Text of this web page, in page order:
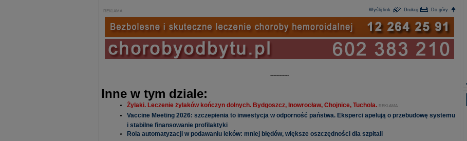
Wyślij link Drukuj Do góry
REKLAMA
------------
Inne w tym dziale:
Żylaki. Leczenie żylaków kończyn dolnych. Bydgoszcz, Inowrocław, Chojnice, Tuchola. REKLAMA
Vaccine Meeting 2026: szczepienia to inwestycja w odporność państwa. Eksperci apelują o przebudowę systemu
i stabilne finansowanie profilaktyki
Rola automatyzacji w podawaniu leków: mniej błędów, większe oszczędności dla szpitali